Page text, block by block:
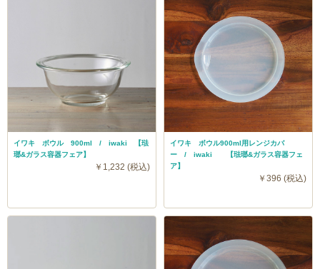
イワキ ボウル 900ml / iwaki 【琺
瑯&ガラス容器フェア】
￥1,232 (税込)
イワキ ボウル900ml用レンジカバ
ー / iwaki 【琺瑯&ガラス容器フェ
ア】
￥396 (税込)